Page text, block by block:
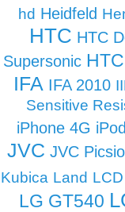
hd Heidfeld
HTC HTC
Supersonic
IFA IFA 2010
Sensitive
iPhone 4G iPod
JVC JVC Picsio
Kubica Land LCD
LG GT540